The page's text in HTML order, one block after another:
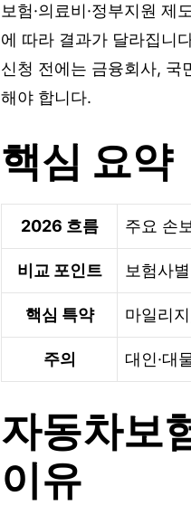
보험·의료비·정부지원 제
에 따라 결과가 달라집니
신청 전에는 금융회사, 국
해야 합니다.
핵심 요약
2026 흐름 주요 손
비교 포인트 보험사
핵심 특약 마일리
주의 대인·대
자동차보
이유